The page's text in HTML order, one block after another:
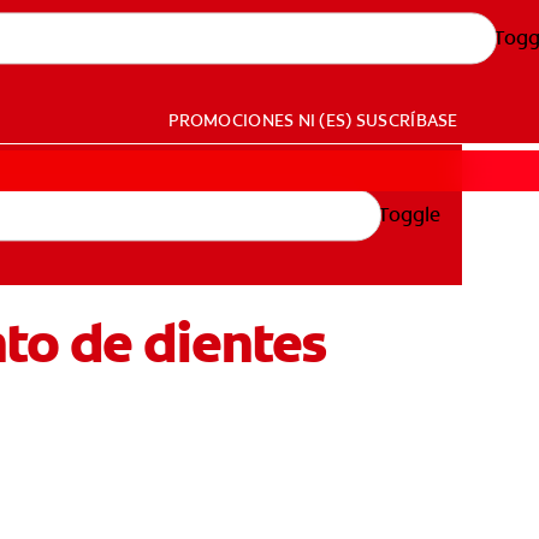
PROMOCIONES NI (ES) SUSCRÍBASE
Toggle
de dientes